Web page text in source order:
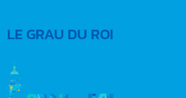
LE GRAU DU ROI